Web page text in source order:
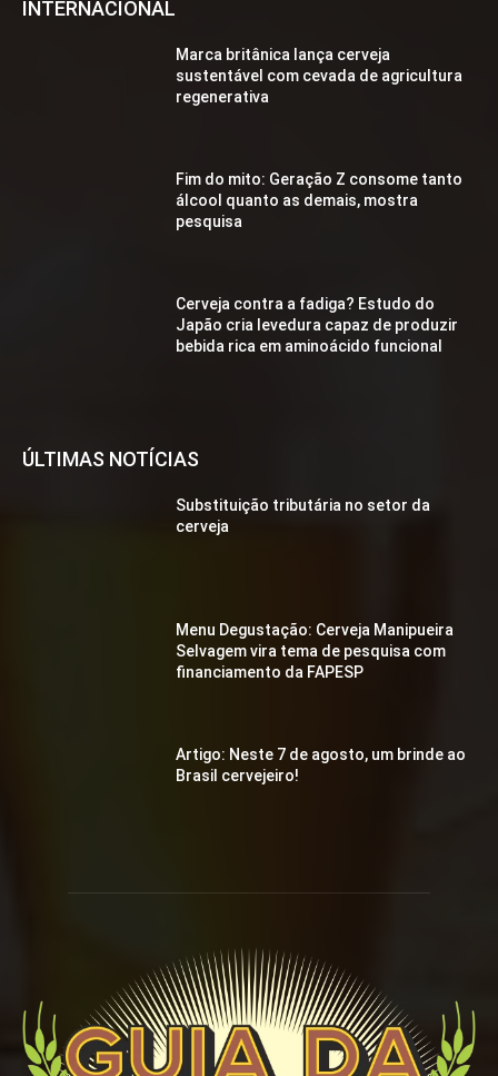
INTERNACIONAL
Marca britânica lança cerveja
sustentável com cevada de agricultura
regenerativa
Fim do mito: Geração Z consome tanto
álcool quanto as demais, mostra
pesquisa
Cerveja contra a fadiga? Estudo do
Japão cria levedura capaz de produzir
bebida rica em aminoácido funcional
ÚLTIMAS NOTÍCIAS
Substituição tributária no setor da
cerveja
Menu Degustação: Cerveja Manipueira
Selvagem vira tema de pesquisa com
financiamento da FAPESP
Artigo: Neste 7 de agosto, um brinde ao
Brasil cervejeiro!